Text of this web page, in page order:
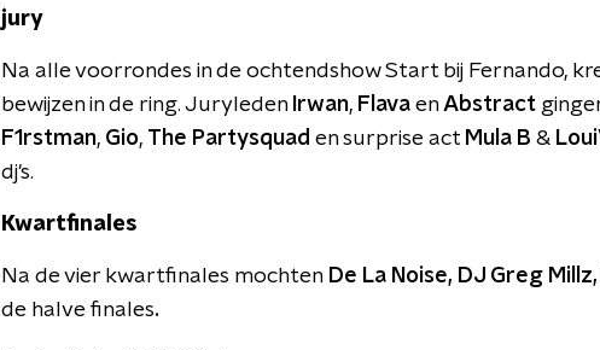
jury
Na alle voorrondes in de ochtendshow Start bij Fernando,
bewijzen in de ring. Juryleden Irwan, Flava enAbstract
F1rstman, Gio, The Partysquad en surprise act Mula B &
dj's.
Kwartfinales
Na de vier kwartfinales mochten De La Noise, DJ Greg
de halve finales.